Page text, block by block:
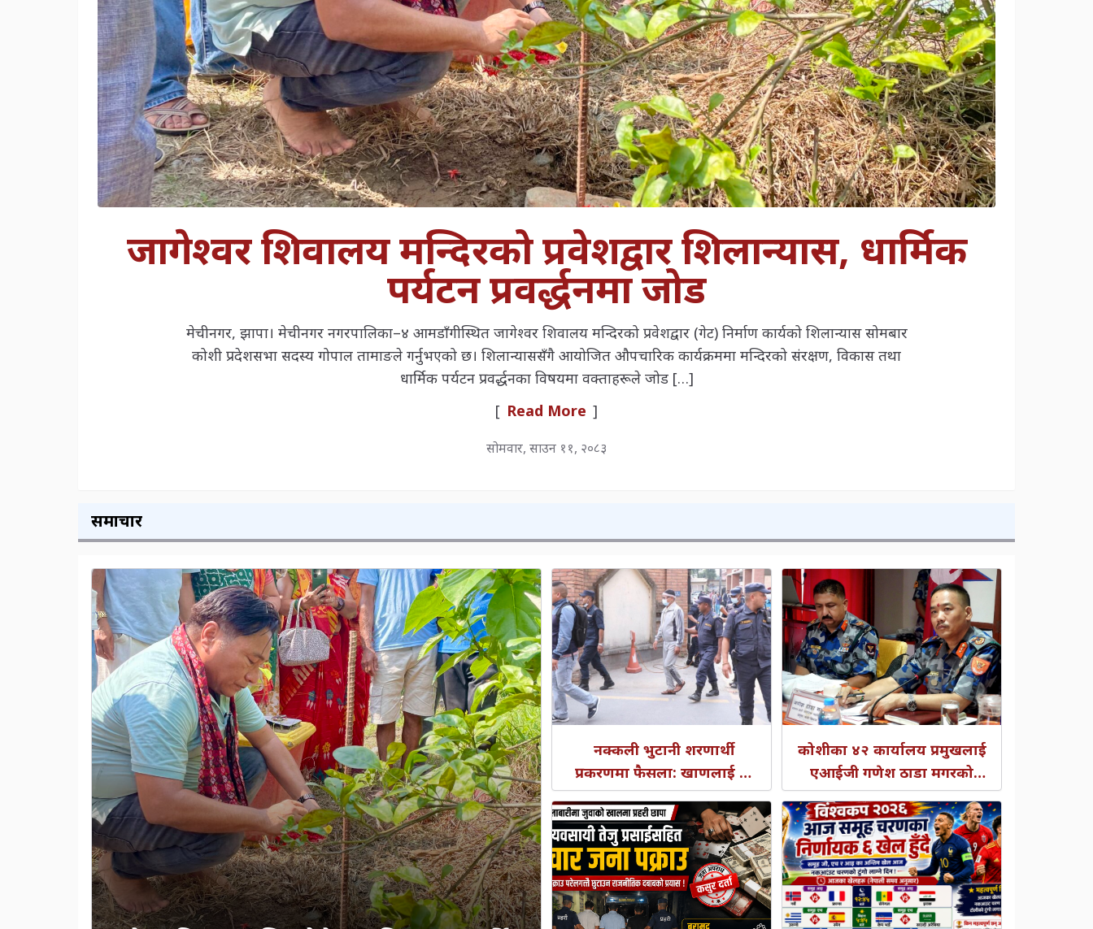
जागेश्वर शिवालय मन्दिरको प्रवेशद्वार शिलान्यास, धार्मिक
पर्यटन प्रवर्द्धनमा जोड
मेचीनगर, झापा। मेचीनगर नगरपालिका–४ आमडाँगीस्थित जागेश्वर शिवालय मन्दिरको प्रवेशद्वार (गेट) निर्माण कार्यको शिलान्यास सोमबार
कोशी प्रदेशसभा सदस्य गोपाल तामाङले गर्नुभएको छ। शिलान्याससँगै आयोजित औपचारिक कार्यक्रममा मन्दिरको संरक्षण, विकास तथा
धार्मिक पर्यटन प्रवर्द्धनका विषयमा वक्ताहरूले जोड […]
[ Read More ]
सोमवार, साउन ११, २०८३
समाचार
नक्कली भुटानी शरणार्थी
प्रकरणमा फैसला: खाणलाई २
वर्ष, रायमाझीलाई ४ वर्ष कैद
कोशीका ४२ कार्यालय प्रमुखलाई
एआईजी गणेश ठाडा मगरको
निर्देशन